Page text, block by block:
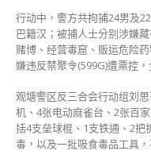
行动中，警方共拘捕24男及
巴籍汉；被捕人士分别涉嫌
赌博、经营毒窟、贩运危险
嫌违反禁聚令(599G)遭票控
观塘警区反三合会行动组刘
机、4张电动麻雀台、2张百
括4支垒球棍、1支铁通、2
毒，以及一批吸食毒品工具